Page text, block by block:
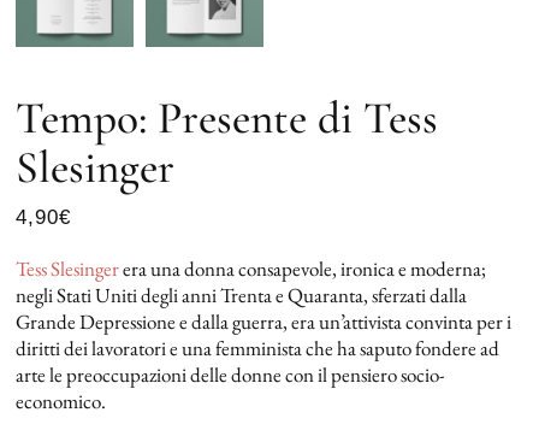
Tempo: Presente di Tess
Slesinger
4,90€
Tess Slesingerera una donna consapevole, ironica e moderna;
negli Stati Uniti degli anni Trenta e Quaranta, sferzati dalla
Grande Depressione e dalla guerra, era un’attivista convinta per i
diritti dei lavoratori e una femminista che ha saputo fondere ad
arte le preoccupazioni delle donne con il pensiero socio-
economico.